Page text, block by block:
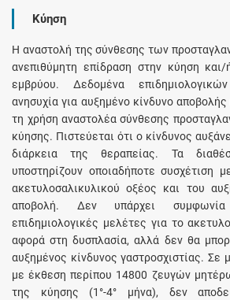
Κύηση
Η αναστολή της σύνθεσης των
ανεπιθύμητη επίδραση στην κύηση
εμβρύου. Δεδομένα
ανησυχία για αυξημένο κίνδυνο
τη χρήση αναστολέα σύνθεσης
κύησης. Πιστεύεται ότι ο κίνδυνος
διάρκεια της θεραπείας. Τα
υποστηρίζουν οποιαδήποτε συσχέτιση
ακετυλοσαλικυλικού οξέος και του
αποβολή. Δεν υπάρχει συμφωνία
επιδημιολογικές μελέτες για το
αφορά στη δυσπλασία, αλλά δεν θα
αυξημένος κίνδυνος γαστροσχιστίας. Σε
με έκθεση περίπου 14800 ζευγών
της κύησης (1°-4° μήνα), δεν